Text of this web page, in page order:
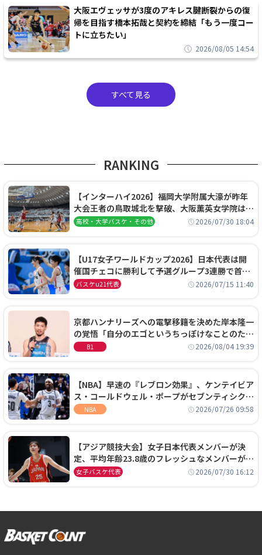
大阪エヴェッサが3度のアキレス腱断裂からの復
帰を目指す橋本拓哉と契約を締結「もう一度コー
トに立ちたい」
2026/08/05 14:54
すべて見る
RANKING
【インターハイ2026】福岡大学附属大濠が昨年
大会王者の鳥取城北を撃破、大阪薫英女学院は岐
阜女子に完勝、大会3日目試合結果
高校・大学バスケ・その他 2026/07/30 18:04
【U17女子ワールドカップ2026】日本代表は開
催国チェコに勝利して予選グループ3連勝で首位
通過！準々決勝の相手はエジプトに決定
バスケu21代表 2026/07/15 11:40
京都ハンナリーズへの電撃移籍を決めた岸本隆一
の覚悟「自分のエゴというちっぽけなことのため
に、京都に来たわけではない」
B1 2026/08/04 19:39
【NBA】早速の『レブロン効果』、ケンテイビア
ス・コールドウェル・ポープがセブンティシクサ
ーズに1年契約で加入
NBA 2026/07/26 09:58
【アジア競技大会】女子日本代表メンバーが決
定、平均年齢23.8歳のフレッシュなメンバーが日
本開催の大舞台で頂点を狙う
女子バスケ代表 2026/07/30 16:12